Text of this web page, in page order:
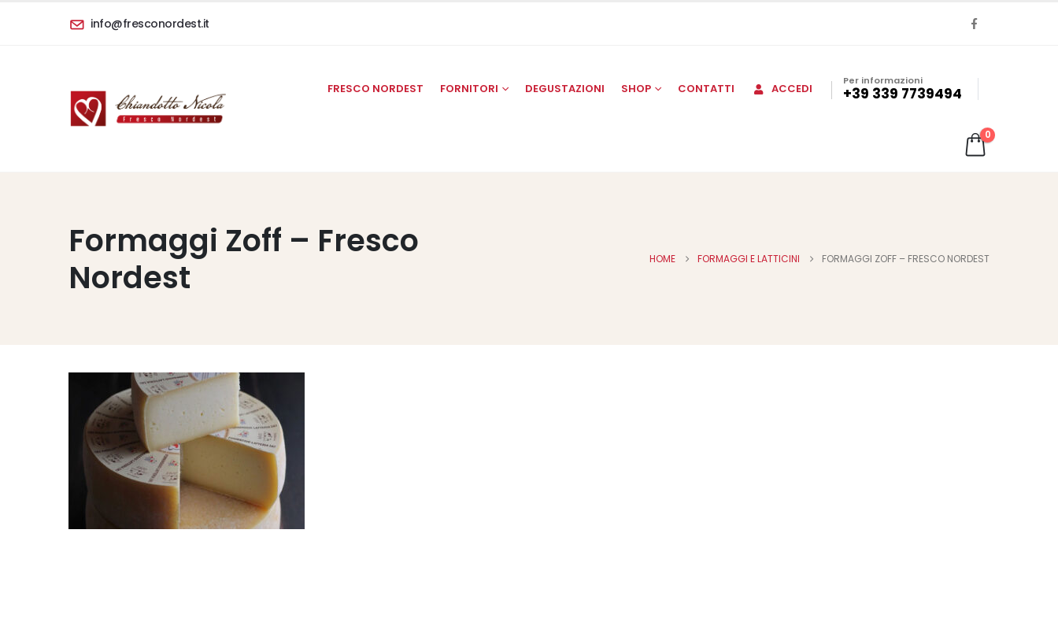
info@fresconordest.it
FRESCO NORDEST FORNITORI DEGUSTAZIONI SHOP CONTATTI ACCEDI
Per informazioni
+39 339 7739494
0
Formaggi Zoff – Fresco
Nordest
HOME FORMAGGI E LATTICINI FORMAGGI ZOFF – FRESCO NORDEST